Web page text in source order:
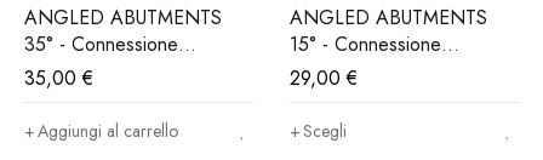
ANGLED ABUTMENTS
35° - Connessione
ALPHABIO®, MIS®,
NORIS®..(Iva e trasporto
incluso)
35,00€
Aggiungi al carrello
ANGLED ABUTMENTS
15° - Connessione
ALPHABIO®, MIS®,
NORIS®..(Iva e trasporto
incluso)
29,00€
Scegli